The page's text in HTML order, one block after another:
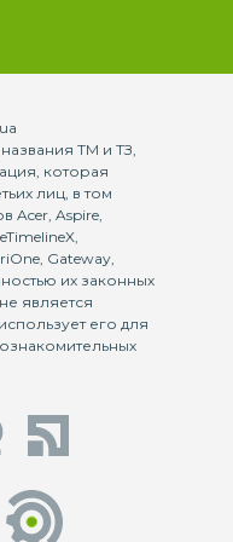
ТМ и ТЗ,
которая
лиц, в том
Acer, Aspire,
Gateway,
их законных
является
его для